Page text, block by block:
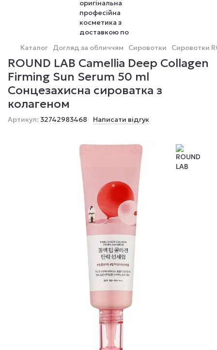
Каталог Догляд за обличчям Сировотки Сировотки
ROUND LAB Camellia Deep Collagen
Firming Sun Serum 50 ml
Сонцезахисна сироватка з
колагеном
Артикул: 32742983468 Написати відгук